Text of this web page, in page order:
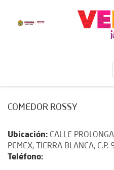
COMEDOR ROSSY
Ubicación: CALLE
PEMEX, TIERRA BLANCA,
Teléfono: